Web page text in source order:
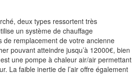
deux types ressortent très
un système de chauffage
de remplacement de votre ancienne
pouvant atteindre jusqu’à 12000€, bien
une pompe à chaleur air/air permettant
La faible inertie de l’air offre également